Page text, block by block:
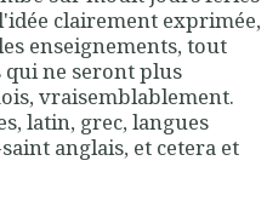
clairement exprimée,
enseignements, tout
ne seront plus
vraisemblablement.
latin, grec, langues
anglais, et cetera et